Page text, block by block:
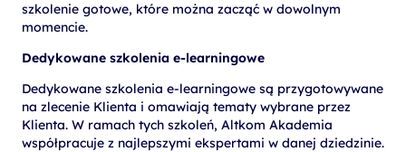
szkolenie gotowe, które można zacząć w dowolnym
momencie.
Dedykowane szkolenia e-learningowe
Dedykowane szkolenia e-learningowe są przygotowywane
na zlecenie Klienta i omawiają tematy wybrane przez
Klienta. W ramach tych szkoleń, Altkom Akademia
współpracuje z najlepszymi ekspertami w danej dziedzinie.